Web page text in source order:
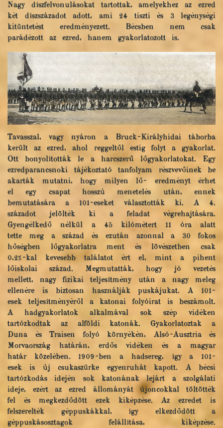
Nagy díszfelvonulásokat tartottak, amelyekhez az ezred
két díszszázadot adott, ami 24 tiszti és 3 legénységi
kitüntetést eredményezett. Bécsben nem csak
parádézott az ezred, hanem gyakorlatozott is.
Tavasszal, vagy nyáron a Bruck-Királyhidai táborba
került az ezred, ahol reggeltől estig folyt a gyakorlat.
Ott bonyolították le a harcszerű lőgyakorlatokat. Egy
ezredparancsnoki tájékoztató tanfolyam részvevőinek be
akarták mutatni, hogy milyen lő- eredményt érhet
el egy csapat hosszú menetelés után, ennek
bemutatására a 101-eseket választották ki. A 4.
századot jelölték ki a feladat végrehajtására.
Gyengélkedő nélkül a 45 kilómétert 11 óra alatt
tette meg a század és ezután azonnal a 30 fokos
hőségben lőgyakorlatra ment és lövészetben csak
0,2%-kal kevesebb találatot ért el, mint a pihent
lőiskolai század. Megmutatták, hogy jó vezetés
mellett, nagy fizikai teljesítmény után a nagy meleg
ellenére is biztosan használják puskájukat. A 101-
esek teljesítményéről a katonai folyóirat is beszámolt.
A hadgyakorlatok alkalmával sok szép vidéken
tartózkodtak az alföldi katonák. Gyakorlatoztak a
Duna és Traisen folyó környékén, Alsó-Ausztria és
Morvaország határán, erdős vidéken és a magyar
határ közelében. 1909-ben a hadsereg, így a 101-
esek is új csukaszürke egyenruhát kapott. A bécsi
tartózkodás idején sok katonának lejárt a szolgálati
ideje, ezért az ezred állományát újoncokkal töltötték
fel és megkezdődött ezek kiképzése. Az ezredet is
felszerelték géppuskákkal, így elkezdődött a
géppuskásosztagok felállítása, kiképzése.